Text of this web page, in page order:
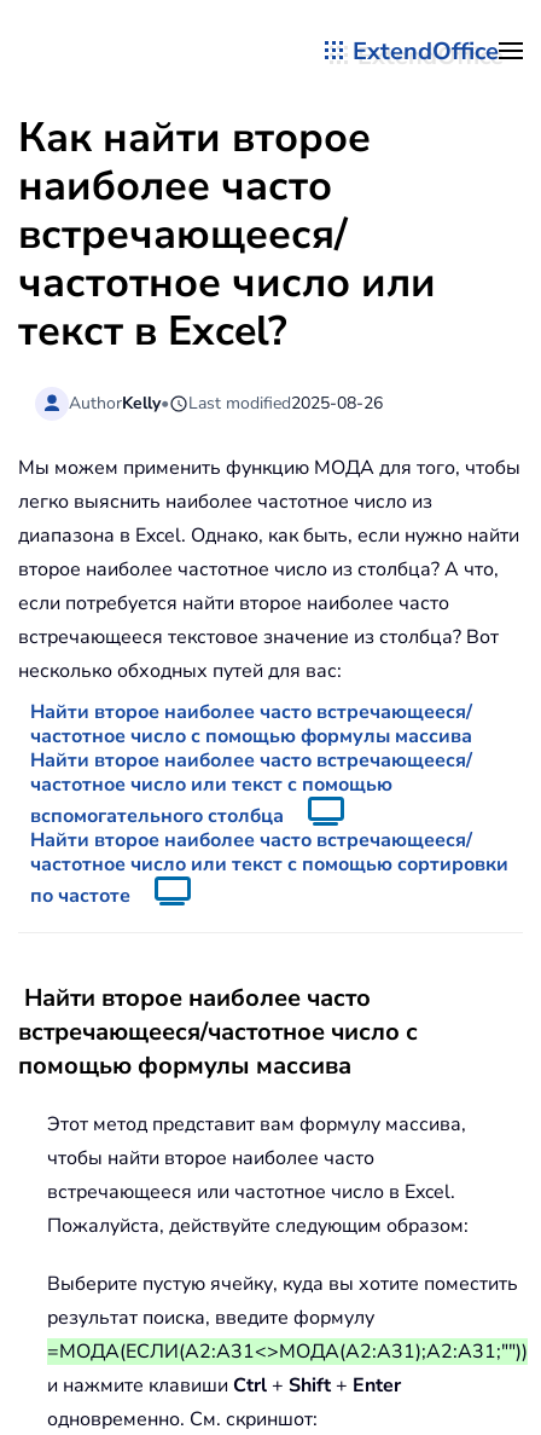
ExtendOffice
Как найти второе
наиболее часто
встречающееся/
частотное число или
текст в Excel?
AuthorKelly• Last modified2025-08-26
Мы можем применить функцию МОДА для того, чтобы
легко выяснить наиболее частотное число из
диапазона в Excel. Однако, как быть, если нужно найти
второе наиболее частотное число из столбца? А что,
если потребуется найти второе наиболее часто
встречающееся текстовое значение из столбца? Вот
несколько обходных путей для вас:
Найти второе наиболее часто встречающееся/
частотное число с помощью формулы массива
Найти второе наиболее часто встречающееся/
частотное число или текст с помощью
вспомогательного столбца
Найти второе наиболее часто встречающееся/
частотное число или текст с помощью сортировки
по частоте
Найти второе наиболее часто
встречающееся/частотное число с
помощью формулы массива
Этот метод представит вам формулу массива,
чтобы найти второе наиболее часто
встречающееся или частотное число в Excel.
Пожалуйста, действуйте следующим образом:
Выберите пустую ячейку, куда вы хотите поместить
результат поиска, введите формулу
=МОДА(ЕСЛИ(A2:A31<>МОДА(A2:A31);A2:A31;""))
и нажмите клавиши Ctrl+ Shift+ Enter
одновременно. См. скриншот: